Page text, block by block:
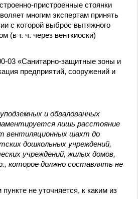
пристроенные стоянки
многим экспертам принять
с которой выброс вытяжного
(в т. ч. через венткиоски)
03 «Санитарно-защитные зоны и
предприятий, сооружений и
и обвалованных
лишь расстояние
вентиляционных шахт до
дошкольных учреждений,
учреждений, жилых домов,
которое должно составлять не
не уточняется, к каким из